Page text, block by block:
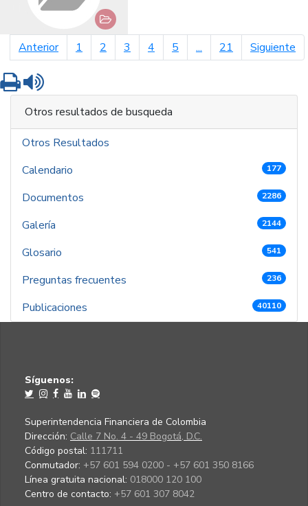
Anteriorpágina anterior
1 2 3 4 5 ... 21 Siguiente
Imprimir
Otros resultados de busqueda
Otros Resultados
Calendario
177
Documentos 2286
Galería 2144
Glosario 541
Preguntas frecuentes 236
Publicaciones 40110
Síguenos:
Superintendencia Financiera de Colombia
Dirección: Calle 7 No. 4 - 49 Bogotá, D.C.
Código postal: 111711
Conmutador: +57 601 594 0200 - +57 601 350 8166
Línea gratuita nacional: 018000 120 100
Centro de contacto: +57 601 307 8042